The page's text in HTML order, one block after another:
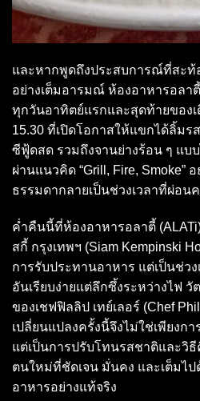
และหากพูดถึงประสบการณ์ที่สะ
อย่างเต็มอารมณ์ ห้องอาหารอลา
ทุกวันอาทิตย์แรกและสุดท้ายของเ
15.30 ที่เปิดโอกาสให้แขกได้ลิ้มร
ซีฟู้ดสด รวมถึงจานย่างร้อน ๆ แบ
ผ่านแนวคิด “Grill, Fire, Smoke”
ธรรมดากลายเป็นช่วงเวลาที่ผ่อน
ค่ำคืนนี้ที่ห้องอาหารอลาตี้
สกี้ กรุงเทพฯ (Siam Kempinski
การรับประทานอาหาร แต่เป็นช่ว
อันเรียบง่ายแต่ลึกซึ้งระหว่างไฟ วั
ของเชฟฟิลลิป เทย์เลอร์ (Chef
เปลี่ยนแปลงครั้งนี้จึงไม่ใช่เพียง
แต่เป็นการปรับโทนรสชาติและวิ
ตนใหม่ที่ชัดเจน มั่นคง และเต็มไป
อาหารอย่างแท้จริง